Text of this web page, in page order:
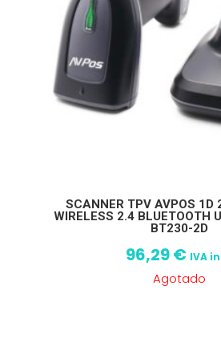
SCANNER TPV AVPOS 1D
WIRELESS 2.4 BLUETOOTH
BT230-2D
96,29€ IVA
Agotado